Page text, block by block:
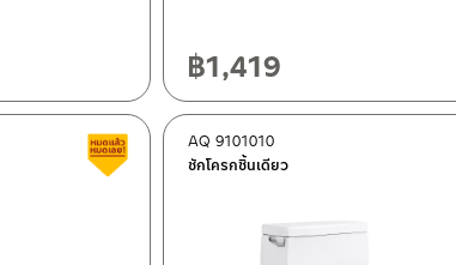
฿1,419
Clearance sale
ชักโครกชิ้นเดียว
AQ 9101010